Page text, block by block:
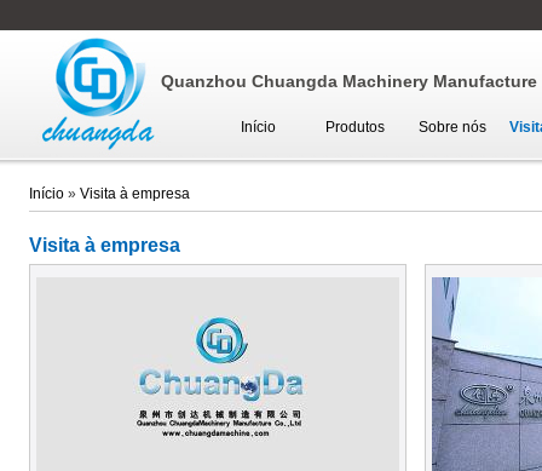
Quanzhou Chuangda Machinery Manufacture
Início Produtos Sobre nós
Início» Visita à empresa
Visita à empresa